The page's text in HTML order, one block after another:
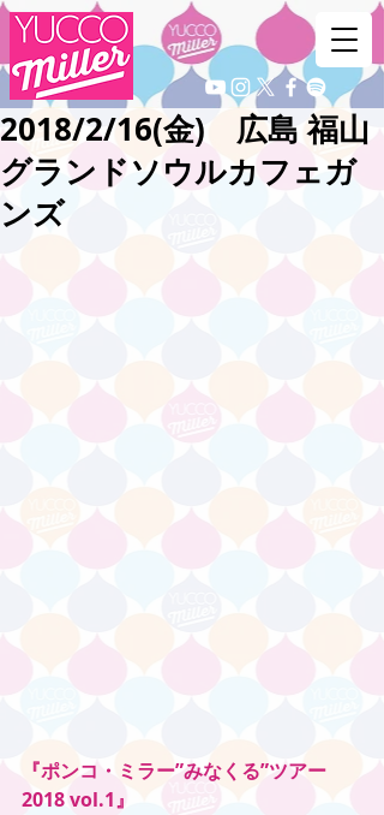
2018/2/16(金) 広島 福山
グランドソウルカフェガ
ンズ
『ポンコ・ミラー”みなくる”ツアー
2018 vol.1』